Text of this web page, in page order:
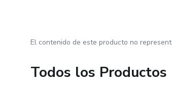
El contenido de este producto no
Todos los Productos